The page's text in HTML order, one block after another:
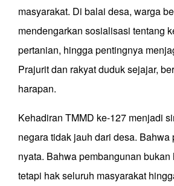
masyarakat. Di balai desa, warga
mendengarkan sosialisasi tentang
pertanian, hingga pentingnya
Prajurit dan rakyat duduk sejajar,
harapan.
Kehadiran TMMD ke-127 menjadi
negara tidak jauh dari desa. Bahwa
nyata. Bahwa pembangunan bukan
tetapi hak seluruh masyarakat